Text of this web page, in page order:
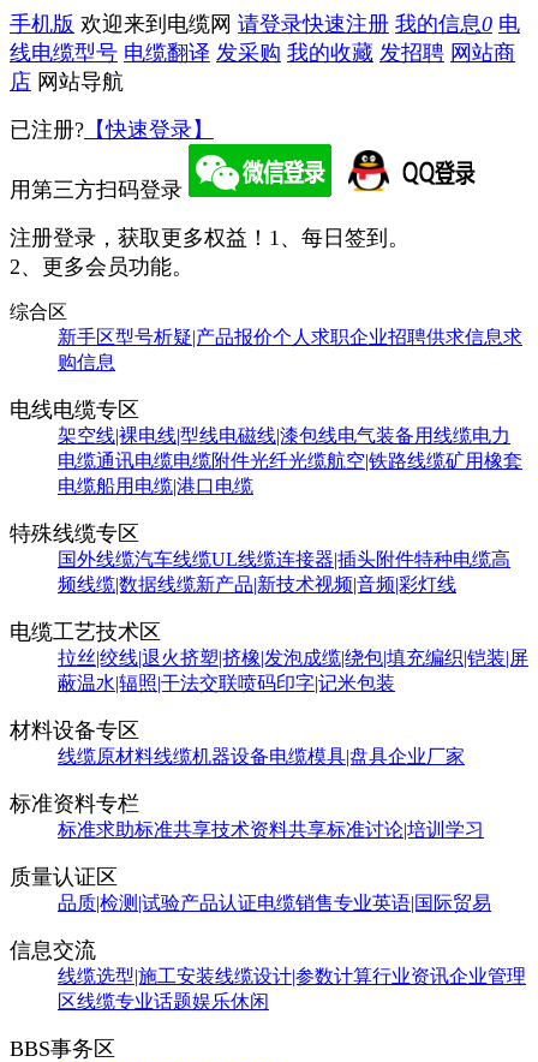
手机版 欢迎来到电缆网 请登录快速注册 我的信息0 电
线电缆型号 电缆翻译 发采购 我的收藏 发招聘 网站商
店 网站导航
已注册? 【快速登录】
用第三方扫码登录
注册登录，获取更多权益！ 1、每日签到。
2、更多会员功能。
综合区
新手区型号析疑|产品报价个人求职企业招聘供求信息求
购信息
电线电缆专区
架空线|裸电线|型线电磁线|漆包线电气装备用线缆电力
电缆通讯电缆电缆附件光纤光缆航空|铁路线缆矿用橡套
电缆船用电缆|港口电缆
特殊线缆专区
国外线缆汽车线缆UL线缆连接器|插头附件特种电缆高
频线缆|数据线缆新产品|新技术视频|音频|彩灯线
电缆工艺技术区
拉丝|绞线|退火挤塑|挤橡|发泡成缆|绕包|填充编织|铠装|屏
蔽温水|辐照|干法交联喷码印字|记米包装
材料设备专区
线缆原材料线缆机器设备电缆模具|盘具企业厂家
标准资料专栏
标准求助标准共享技术资料共享标准讨论|培训学习
质量认证区
品质|检测|试验产品认证电缆销售专业英语|国际贸易
信息交流
线缆选型|施工安装线缆设计|参数计算行业资讯企业管理
区线缆专业话题娱乐休闲
BBS事务区